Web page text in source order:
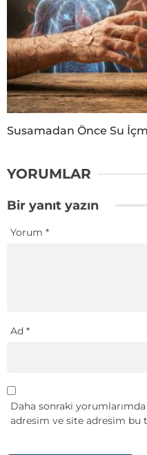
Susamadan Önce Su
YORUMLAR
Bir yanıt yazın
Yorum *
Ad *
Daha sonraki
adresim ve site adresim bu